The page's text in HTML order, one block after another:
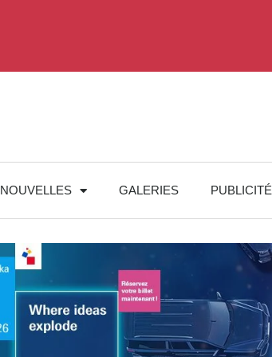
NOUVELLES GALERIES PUBLICITÉ